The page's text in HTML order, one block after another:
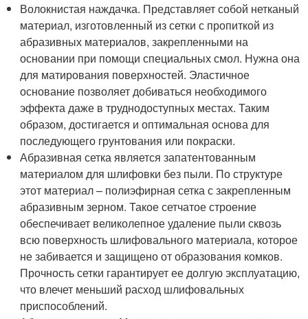
Волокнистая наждачка. Представляет собой нетканый
материал, изготовленный из сетки с пропиткой из
абразивных материалов, закрепленными на
основании при помощи специальных смол. Нужна она
для матирования поверхностей. Эластичное
основание позволяет добиваться необходимого
эффекта даже в труднодоступных местах. Таким
образом, достигается и оптимальная основа для
последующего грунтования или покраски.
Абразивная сетка является запатентованным
материалом для шлифовки без пыли. По структуре
этот материал – полиэфирная сетка с закрепленным
абразивным зерном. Такое сетчатое строение
обеспечивает великолепное удаление пыли сквозь
всю поверхность шлифовального материала, которое
не забивается и защищено от образования комков.
Прочность сетки гарантирует ее долгую эксплуатацию,
что влечет меньший расход шлифовальных
приспособлений.